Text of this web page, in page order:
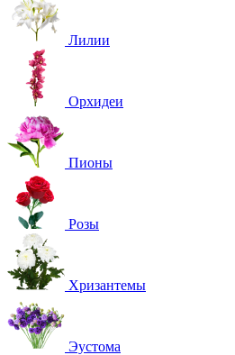
Лилии
Орхидеи
Пионы
Розы
Хризантемы
Эустома